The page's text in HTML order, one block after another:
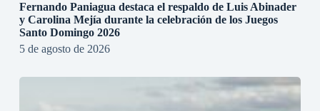
Fernando Paniagua destaca el respaldo de Luis Abinader
y Carolina Mejía durante la celebración de los Juegos
Santo Domingo 2026
5 de agosto de 2026